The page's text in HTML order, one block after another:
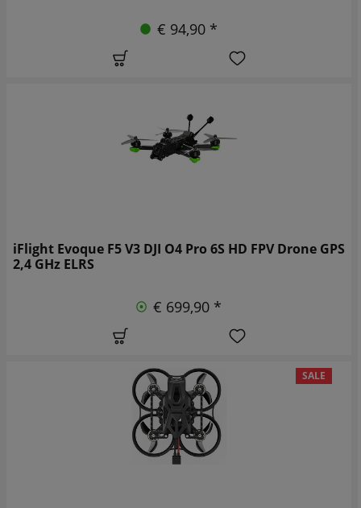
€ 94,90 *
iFlight Evoque F5 V3 DJI O4 Pro 6S HD FPV Drone GPS
2,4 GHz ELRS
€ 699,90 *
SALE